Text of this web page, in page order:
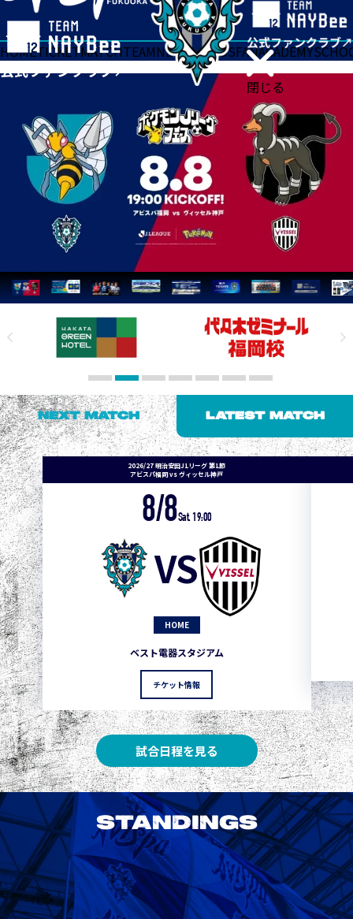
閉じる
HOMETICKETMATCHTEAMNEWSGOODSFANACADEMY
NEXT MATCH LATEST MATCH
2026/27 明治安田J1リーグ 第1節
アビスパ福岡 vs ヴィッセル神戸
8/8Sat. 19:00
VS
HOME
ベスト電器スタジアム
チケット情報
試合日程を見る
STANDINGS